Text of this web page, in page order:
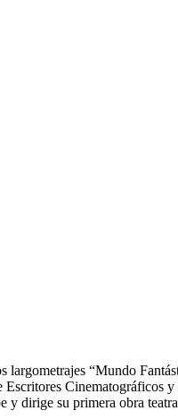
“Mundo
dirige su primera obra